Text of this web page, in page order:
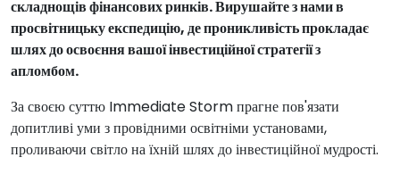
складнощів фінансових ринків. Вирушайте з нами в
просвітницьку експедицію, де проникливість прокладає
шлях до освоєння вашої інвестиційної стратегії з
апломбом.
За своєю суттю Immediate Storm прагне пов'язати
допитливі уми з провідними освітніми установами,
проливаючи світло на їхній шлях до інвестиційної мудрості.